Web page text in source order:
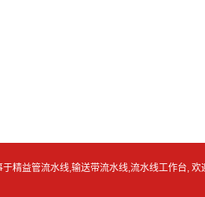
于精益管流水线,输送带流水线,流水线工作台, 欢